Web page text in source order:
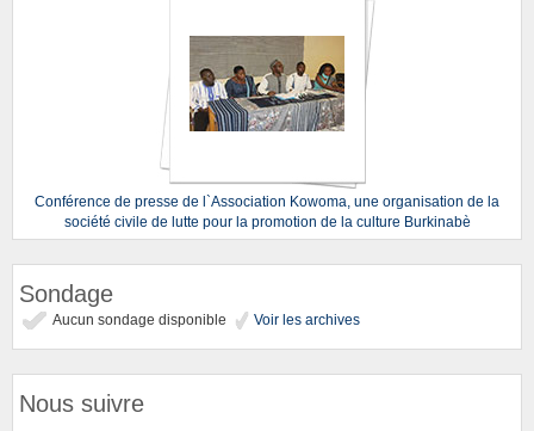
Conférence de presse de l`Association Kowoma, une organisation de la
société civile de lutte pour la promotion de la culture Burkinabè
Sondage
Aucun sondage disponible Voir les archives
Nous suivre